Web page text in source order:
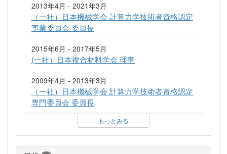
2013年4月 - 2021年3月
（一社）日本機械学会 計算力学技術者資格認定
事業委員会 委員長
2015年6月 - 2017年5月
(一社）日本複合材料学会 理事
2009年4月 - 2013年3月
（一社）日本機械学会 計算力学技術者資格認定
専門委員会 委員長
もっとみる